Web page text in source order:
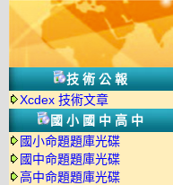
技術公報
Xcdex 技術文章
國小國中高中
國小命題題庫光碟
國中命題題庫光碟
高中命題題庫光碟